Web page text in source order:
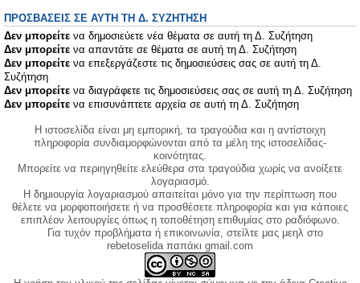
ΠΡΟΣΒΆΣΕΙΣ ΣΕ ΑΥΤΉ ΤΗ Δ. ΣΥΖΉΤΗΣΗ
Δεν μπορείτε να δημοσιεύετε νέα θέματα σε αυτή τη Δ. Συζήτηση
Δεν μπορείτε να απαντάτε σε θέματα σε αυτή τη Δ. Συζήτηση
Δεν μπορείτε να επεξεργάζεστε τις δημοσιεύσεις σας σε αυτή τη Δ.
Συζήτηση
Δεν μπορείτε να διαγράφετε τις δημοσιεύσεις σας σε αυτή τη Δ. Συζήτηση
Δεν μπορείτε να επισυνάπτετε αρχεία σε αυτή τη Δ. Συζήτηση
Η ιστοσελίδα είναι μη εμπορική, τα τραγούδια και η αντίστοιχη
πληροφορία συνδιαμορφώνονται από τα μέλη της ιστοσελίδας-
κοινότητας.
Μπορείτε να περιηγηθείτε ελεύθερα στα τραγούδια χωρίς να ανοίξετε
λογαριασμό.
Η δημιουργία λογαριασμού απαιτείται μόνο για την περίπτωση που
θέλετε να μορφοποιήσετε ή να προσθέσετε πληροφορία και για κάποιες
επιπλέον λειτουργίες όπως η τοποθέτηση επιθυμίας στο ραδιόφωνο.
Για τυχόν προβλήματα ή επικοινωνία, στείλτε μας μεηλ στο
rebetoselida παπάκι gmail.com